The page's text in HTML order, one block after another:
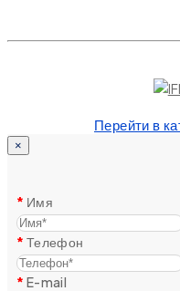
Перейти в
×
Имя
Телефон
E-mail